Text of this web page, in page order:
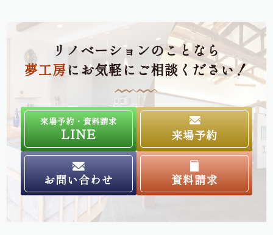
リノベーションのことなら
夢工房にお気軽にご相談ください！
来場予約・資料請求
LINE 来場予約
お問い合わせ 資料請求